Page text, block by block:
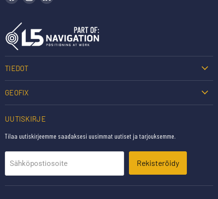
TIEDOT
GEOFIX
UUTISKIRJE
Tilaa uutiskirjeemme saadaksesi uusimmat uutiset ja tarjouksemme.
Sähköpostiosoite Rekisteröidy